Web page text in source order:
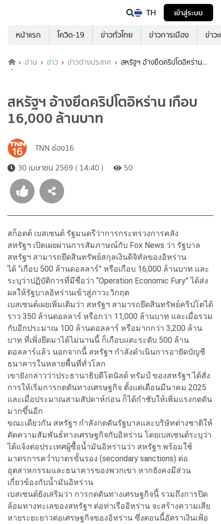
TH
เข้าสู่ระบบ
หน้าแรก
โควิด-19 ข่าวทั่วไทย ข่าวการเมือง ข่าว
อ่าน ข่าว ข่าวต่างประเทศ
สหรัฐฯ อ้างยึดคริปโตอิหร่าน
เกือบ 16,000 ล้านบาท
สหรัฐฯ อ้างยึดคริปโตอิหร่าน เกือบ
16,000 ล้านบาท
TNN ช่อง16
30 เมษายน 2569 ( 14:40 )
50
สก็อตต์ เบสเซนต์ รัฐมนตรีว่าการกระทรวงการคลัง
สหรัฐฯ เปิดเผยผ่านการสัมภาษณ์กับ Fox News ว่า รัฐบาล
สหรัฐฯ สามารถยึดสินทรัพย์สกุลเงินดิจิทัลของอิหร่าน
ได้ “เกือบ 500 ล้านดอลลาร์” หรือเกือบ 16,000 ล้านบาท และ
ระบุว่าปฏิบัติการที่มีชื่อว่า “Operation Economic Fury” ได้ส่ง
ผลให้รัฐบาลอิหร่านเข้าสู่ภาวะวิกฤต
เบสเซนต์เผยเพิ่มเติมว่า สหรัฐฯ สามารถยึดสินทรัพย์คริปโตได้
ราว 350 ล้านดอลลาร์ หรือกว่า 11,000 ล้านบาท และเมื่อรวม
กับอีกประมาณ 100 ล้านดอลลาร์ หรือมากกว่า 3,200 ล้าน
บาท ที่เพิ่งยึดมาได้ไม่นานนี้ ก็เกือบแตะระดับ 500 ล้าน
ดอลลาร์แล้ว นอกจากนี้ สหรัฐฯ กำลังดำเนินการอายัดบัญชี
ธนาคารในหลายพื้นที่ทั่วโลก
เขายังกล่าวว่าประธานาธิบดีโดนัลด์ ทรัมป์ ของสหรัฐฯ ได้สั่ง
การให้เริ่มการกดดันทางเศรษฐกิจ ตั้งแต่เดือนมีนาคม 2025
และเมื่อประมาณสามสัปดาห์ก่อน ก็ได้กำชับให้เพิ่มแรงกดดัน
มากขึ้นอีก
ขณะเดียวกัน สหรัฐฯ กำลังกดดันรัฐบาลและบริษัทต่างชาติให้
ตัดความสัมพันธ์ทางเศรษฐกิจกับอิหร่าน โดยเบสเซนต์ระบุว่า
ได้แจ้งต่อประเทศผู้ซื้อน้ำมันอิหร่านว่า สหรัฐฯ พร้อมใช้
มาตรการคว่ำบาตรขั้นรอง (secondary sanctions) ต่อ
อุตสาหกรรมและธนาคารของพวกเขา หากยังคงมีส่วน
เกี่ยวข้องกับน้ำมันอิหร่าน
เบสเซนต์ยังเสริมว่า การกดดันทางเศรษฐกิจนี้ รวมถึงการปิด
ล้อมทางทะเลของสหรัฐฯ ต่อท่าเรืออิหร่าน จะสร้างความเสีย
หายระยะยาวต่อเศรษฐกิจของอิหร่าน ซึ่งตอนนี้อัตราเงินเฟ้อ